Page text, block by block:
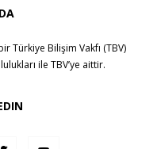
Türkiye Bilişim Vakfı (TBV)
ile TBV’ye aittir.